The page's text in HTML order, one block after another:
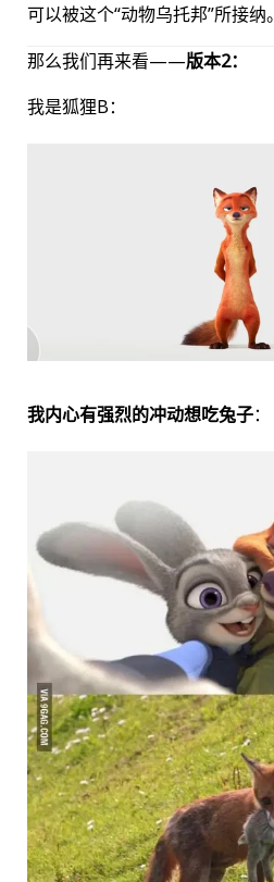
可以被这个“动物乌托邦”所接纳。
那么我们再来看——版本2：
我是狐狸B：
我内心有强烈的冲动想吃兔子：